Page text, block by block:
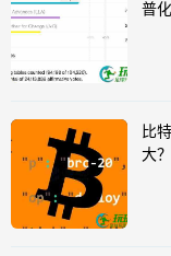
普
比
大？